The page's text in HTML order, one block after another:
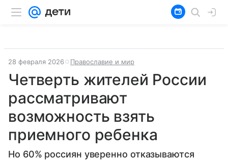
28 февраля 2026 Православие и мир
Четверть жителей России
рассматривают
возможность взять
приемного ребенка
Но 60% россиян уверенно отказываются